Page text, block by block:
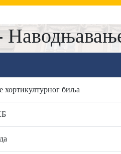
хортикултурног биља